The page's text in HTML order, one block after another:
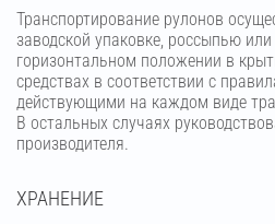
Транспортирование рулонов
заводской упаковке, россыпью
горизонтальном положении в
средствах в соответствии с
действующими на каждом виде
В остальных случаях
производителя.
ХРАНЕНИЕ